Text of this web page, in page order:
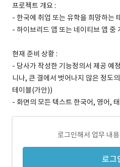
프로젝트 개요 :
- 한국에 취업 또는 유학을 희망하는
- 하이브리드 앱 또는 네이티브 앱 중
현재 준비 상황 :
- 당사가 작성한 기능정의서 제공 예
니나, 큰 결에서 벗어나지 않은 정도
테이블(가안))
- 화면의 모든 텍스트 한국어, 영어,
로그인해서 업무 내
로그